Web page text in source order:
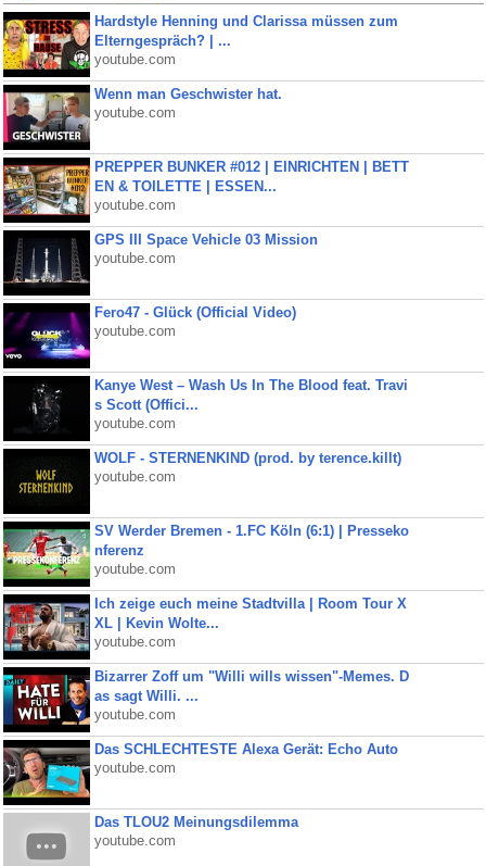
Hardstyle Henning und Clarissa müssen zum
Elterngespräch? | ...
youtube.com
Wenn man Geschwister hat.
youtube.com
PREPPER BUNKER #012 | EINRICHTEN | BETT
EN & TOILETTE | ESSEN...
youtube.com
GPS III Space Vehicle 03 Mission
youtube.com
Fero47 - Glück (Official Video)
youtube.com
Kanye West – Wash Us In The Blood feat. Travi
s Scott (Offici...
youtube.com
WOLF - STERNENKIND (prod. by terence.killt)
youtube.com
SV Werder Bremen - 1.FC Köln (6:1) | Presseko
nferenz
youtube.com
Ich zeige euch meine Stadtvilla | Room Tour X
XL | Kevin Wolte...
youtube.com
Bizarrer Zoff um "Willi wills wissen"-Memes. D
as sagt Willi. ...
youtube.com
Das SCHLECHTESTE Alexa Gerät: Echo Auto
youtube.com
Das TLOU2 Meinungsdilemma
youtube.com